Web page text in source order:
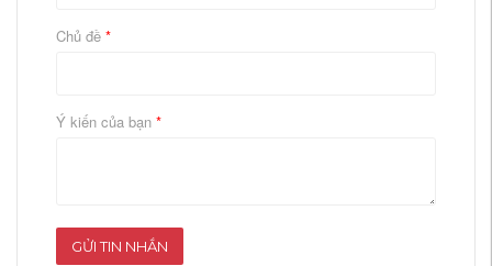
Chủ đề *
Ý kiến của bạn *
GỬI TIN NHẮN